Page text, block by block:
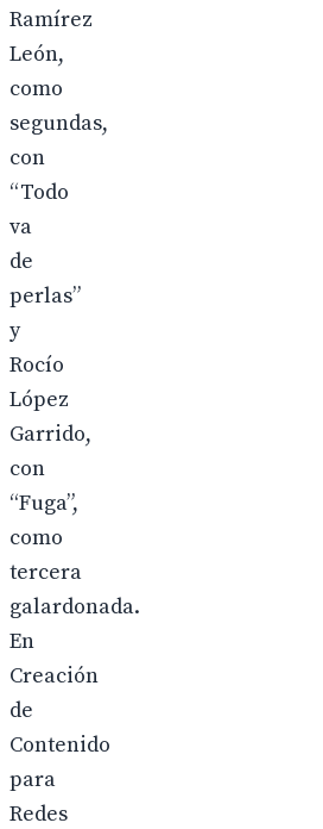
Ramírez
León,
como
segundas,
con
“Todo
va
de
perlas”
y
Rocío
López
Garrido,
con
“Fuga”,
como
tercera
galardonada.
En
Creación
de
Contenido
para
Redes